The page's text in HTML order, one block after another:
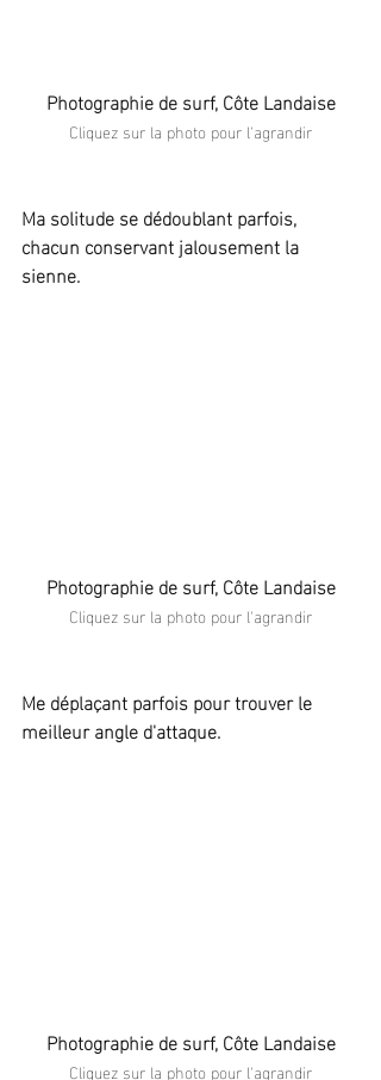
Photographie de surf, Côte Landaise
Cliquez sur la photo pour l'agrandir
Ma solitude se dédoublant parfois,
chacun conservant jalousement la
sienne.
Photographie de surf, Côte Landaise
Cliquez sur la photo pour l'agrandir
Me déplaçant parfois pour trouver le
meilleur angle d'attaque.
Photographie de surf, Côte Landaise
Cliquez sur la photo pour l'agrandir